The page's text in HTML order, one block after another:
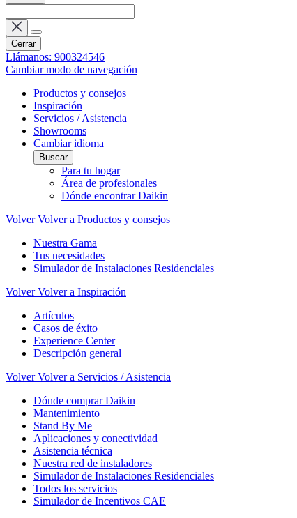
Cerrar
Llámanos: 900324546
Cambiar modo de navegación
Productos y consejos
Inspiración
Servicios / Asistencia
Showrooms
Cambiar idioma
Buscar
Para tu hogar
Área de profesionales
Dónde encontrar Daikin
Volver Volver a Productos y consejos
Nuestra Gama
Tus necesidades
Simulador de Instalaciones Residenciales
Volver Volver a Inspiración
Artículos
Casos de éxito
Experience Center
Descripción general
Volver Volver a Servicios / Asistencia
Dónde comprar Daikin
Mantenimiento
Stand By Me
Aplicaciones y conectividad
Asistencia técnica
Nuestra red de instaladores
Simulador de Instalaciones Residenciales
Todos los servicios
Simulador de Incentivos CAE